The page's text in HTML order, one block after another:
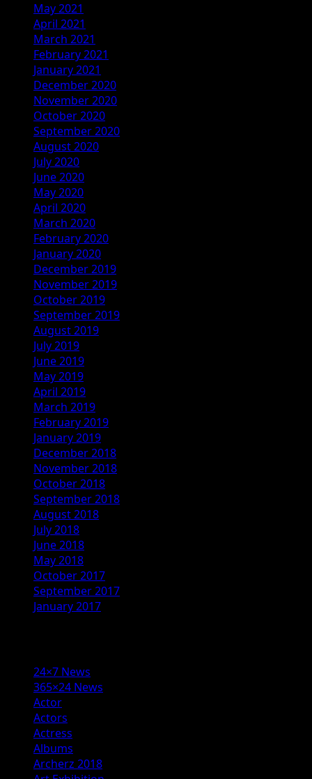
May 2021
April 2021
March 2021
February 2021
January 2021
December 2020
November 2020
October 2020
September 2020
August 2020
July 2020
June 2020
May 2020
April 2020
March 2020
February 2020
January 2020
December 2019
November 2019
October 2019
September 2019
August 2019
July 2019
June 2019
May 2019
April 2019
March 2019
February 2019
January 2019
December 2018
November 2018
October 2018
September 2018
August 2018
July 2018
June 2018
May 2018
October 2017
September 2017
January 2017
24×7 News
365×24 News
Actor
Actors
Actress
Albums
Archerz 2018